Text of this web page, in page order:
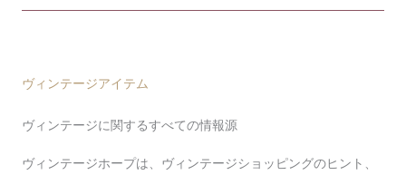
ヴィンテージアイテム
ヴィンテージに関するすべての情報源
ヴィンテージホープは、ヴィンテージショッピングのヒント、